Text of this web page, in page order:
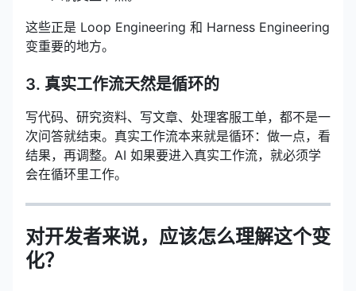
这些正是 Loop Engineering 和 Harness Engineering
变重要的地方。
3. 真实工作流天然是循环的
写代码、研究资料、写文章、处理客服工单，都不是一
次问答就结束。真实工作流本来就是循环：做一点，看
结果，再调整。AI 如果要进入真实工作流，就必须学
会在循环里工作。
对开发者来说，应该怎么理解这个变
化？